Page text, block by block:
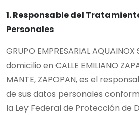
1. Responsable del
Personales
GRUPO EMPRESARIAL AQUAINOX
domicilio en CALLE EMILIANO
MANTE, ZAPOPAN, es el
de sus datos personales
la Ley Federal de Protección de